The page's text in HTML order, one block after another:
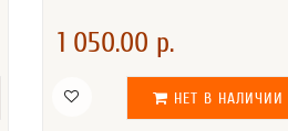
1 050.00 р.
НЕТ В НАЛИЧИИ